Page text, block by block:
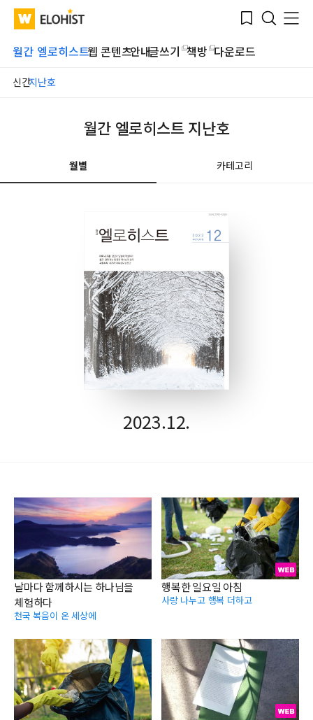
WATV Elohist-
Home
Bookmark
Search
Menu
월간 엘로히스트웹 콘텐츠안내글쓰기 책방 다운로드
신간지난호
Submit
월간 엘로히스트 지난호
월별 카테고리
2023.12.
날마다 함께하시는 하나님을
체험하다
천국 복음이 온 세상에
행복한 일요일 아침
사랑 나누고 행복 더하고